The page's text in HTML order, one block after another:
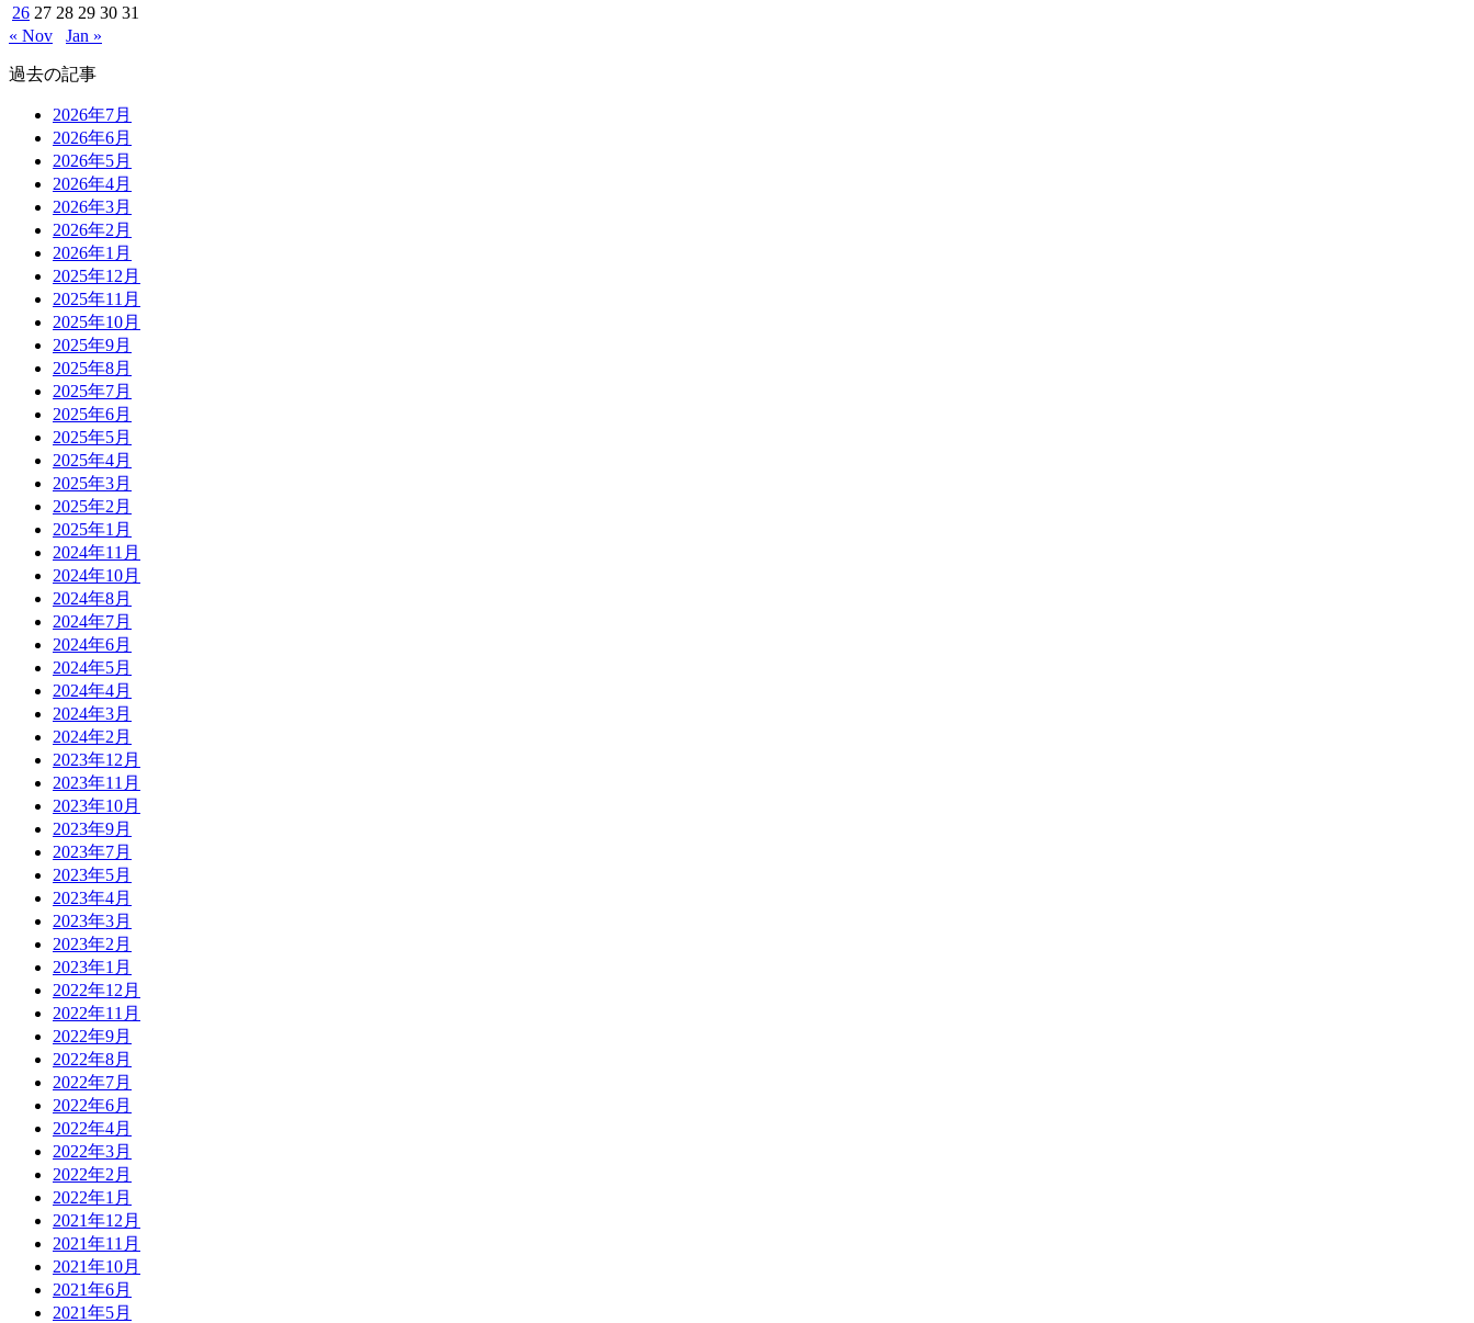
26 27 28 29 30 31
« Nov
Jan »
過去の記事
2026年7月
2026年6月
2026年5月
2026年4月
2026年3月
2026年2月
2026年1月
2025年12月
2025年11月
2025年10月
2025年9月
2025年8月
2025年7月
2025年6月
2025年5月
2025年4月
2025年3月
2025年2月
2025年1月
2024年11月
2024年10月
2024年8月
2024年7月
2024年6月
2024年5月
2024年4月
2024年3月
2024年2月
2023年12月
2023年11月
2023年10月
2023年9月
2023年7月
2023年5月
2023年4月
2023年3月
2023年2月
2023年1月
2022年12月
2022年11月
2022年9月
2022年8月
2022年7月
2022年6月
2022年4月
2022年3月
2022年2月
2022年1月
2021年12月
2021年11月
2021年10月
2021年6月
2021年5月